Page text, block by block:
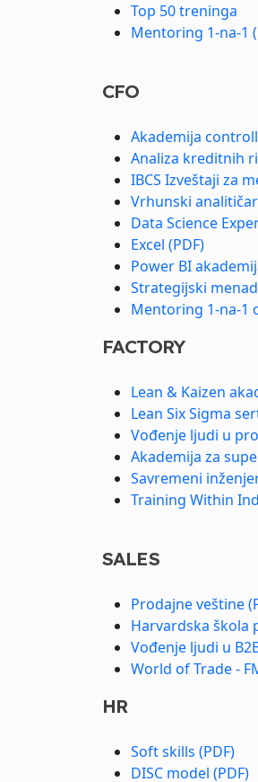
Top 50 treninga
Mentoring 1-na-1
CFO
Akademija
Analiza kreditnih
IBCS Izveštaji za
Vrhunski analitičar
Data Science
Excel (PDF)
Power BI
Strategijski
Mentoring 1-na-1
FACTORY
Lean & Kaizen
Lean Six Sigma
Vođenje ljudi u
Akademija za
Savremeni
Training Within
SALES
Prodajne veštine
Harvardska škola
Vođenje ljudi u
World of Trade -
HR
Soft skills (PDF)
DISC model (PDF)